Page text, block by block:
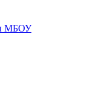
МБОУ